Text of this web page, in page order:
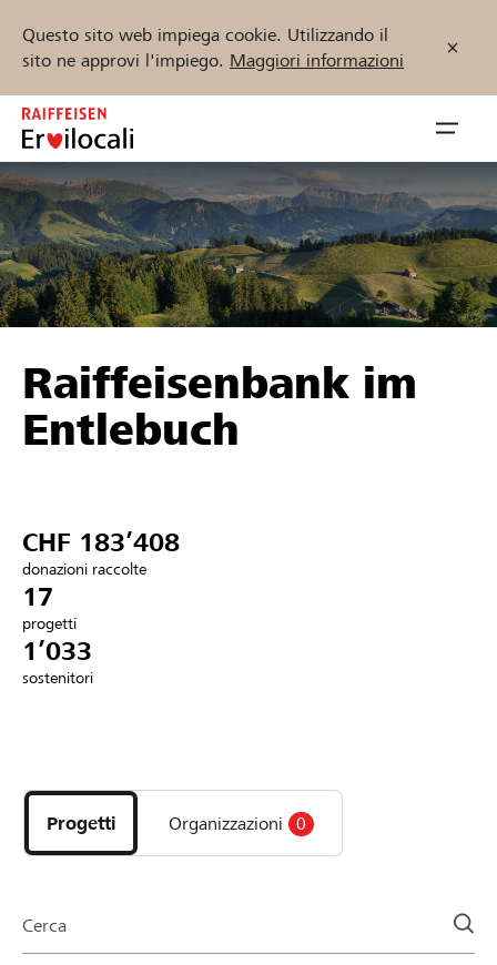
Questo sito web impiega cookie. Utilizzando il
sito ne approvi l'impiego. Maggiori informazioni
Zum
Inhalt
springen
öffnen
Sostenere
Aiuto & supporto
Collegarsi
Trova progetti e organizzazioni
Inizia ora
DE FR IT
Raiffeisenbank im
Entlebuch
CHF 183’408
donazioni raccolte
17
progetti
1’033
sostenitori
i
progetti
e
della
Progetti Organizzazioni 0
Cerca